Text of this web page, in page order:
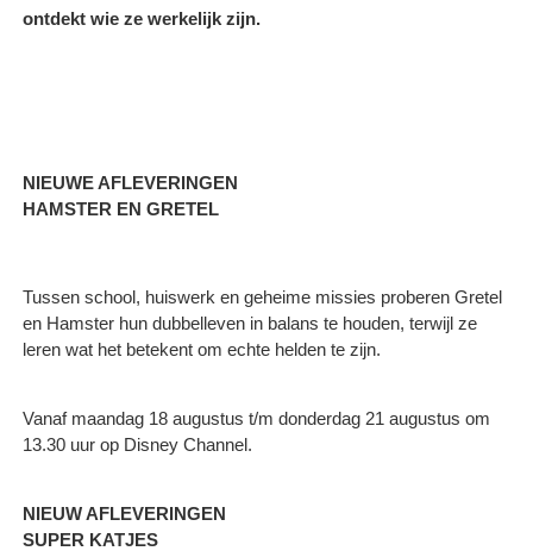
ontdekt wie ze werkelijk zijn.
NIEUWE AFLEVERINGEN
HAMSTER EN GRETEL
Tussen school, huiswerk en geheime missies proberen Gretel
en Hamster hun dubbelleven in balans te houden, terwijl ze
leren wat het betekent om echte helden te zijn.
Vanaf maandag 18 augustus t/m donderdag 21 augustus om
13.30 uur op Disney Channel.
NIEUW AFLEVERINGEN
SUPER KATJES